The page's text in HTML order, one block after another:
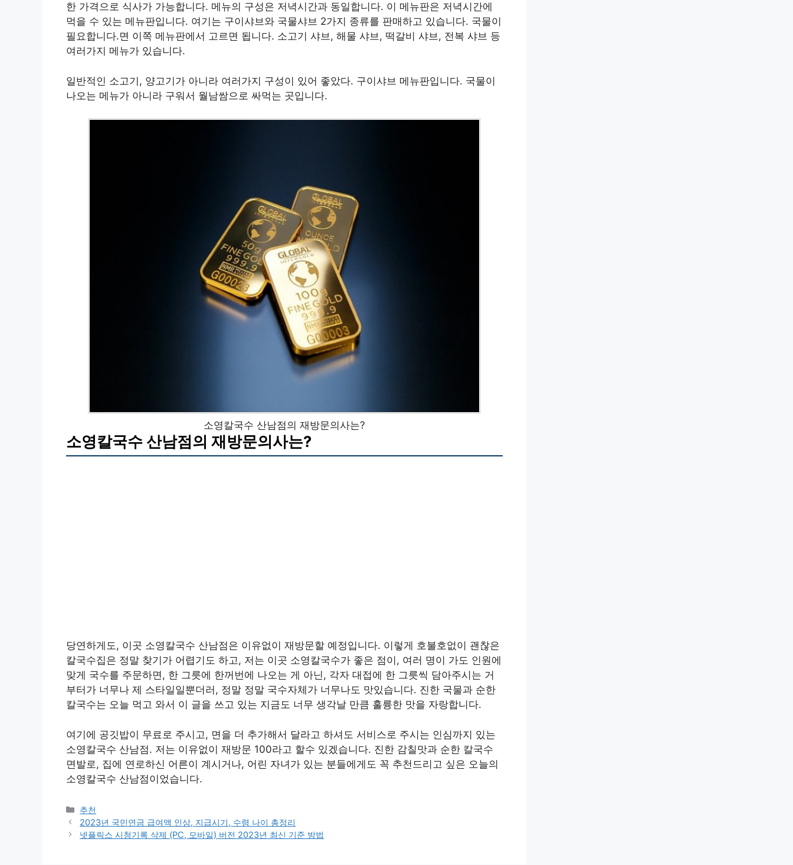
한 가격으로 식사가 가능합니다. 메뉴의 구성은 저녁시간과 동일합니다. 이 메뉴판은 저녁시간에
먹을 수 있는 메뉴판입니다. 여기는 구이샤브와 국물샤브 2가지 종류를 판매하고 있습니다. 국물이
필요합니다.면 이쪽 메뉴판에서 고르면 됩니다. 소고기 샤브, 해물 샤브, 떡갈비 샤브, 전복 샤브 등
여러가지 메뉴가 있습니다.
일반적인 소고기, 양고기가 아니라 여러가지 구성이 있어 좋았다. 구이샤브 메뉴판입니다. 국물이
나오는 메뉴가 아니라 구워서 월남쌈으로 싸먹는 곳입니다.
소영칼국수 산남점의 재방문의사는?
소영칼국수 산남점의 재방문의사는?
당연하게도, 이곳 소영칼국수 산남점은 이유없이 재방문할 예정입니다. 이렇게 호불호없이 괜찮은
칼국수집은 정말 찾기가 어렵기도 하고, 저는 이곳 소영칼국수가 좋은 점이, 여러 명이 가도 인원에
맞게 국수를 주문하면, 한 그릇에 한꺼번에 나오는 게 아닌, 각자 대접에 한 그릇씩 담아주시는 거
부터가 너무나 제 스타일일뿐더러, 정말 정말 국수자체가 너무나도 맛있습니다. 진한 국물과 순한
칼국수는 오늘 먹고 와서 이 글을 쓰고 있는 지금도 너무 생각날 만큼 훌륭한 맛을 자랑합니다.
여기에 공깃밥이 무료로 주시고, 면을 더 추가해서 달라고 하셔도 서비스로 주시는 인심까지 있는
소영칼국수 산남점. 저는 이유없이 재방문 100라고 할수 있겠습니다. 진한 감칠맛과 순한 칼국수
면발로, 집에 연로하신 어른이 계시거나, 어린 자녀가 있는 분들에게도 꼭 추천드리고 싶은 오늘의
소영칼국수 산남점이었습니다.
카
테
고
추천
2023년 국민연금 급여액 인상, 지급시기, 수령 나이 총정리
넷플릭스 시청기록 삭제 (PC, 모바일) 버전 2023년 최신 기준 방법